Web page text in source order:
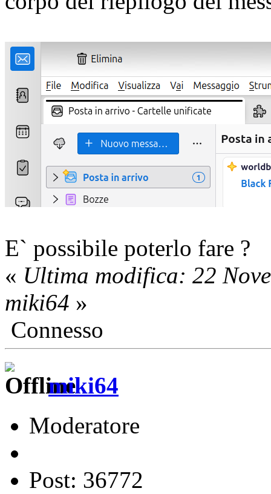
E` possibile poterlo fare ?
« Ultima modifica: 22
miki64 »
Connesso
miki64
Moderatore
Post: 36772